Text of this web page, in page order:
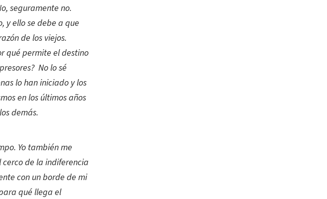
seguramente no.
y ello se debe a que
de los viejos.
qué permite el destino
No lo sé
lo han iniciado y los
en los últimos años
demás.
Yo también me
de la indiferencia
con un borde de mi
qué llega el